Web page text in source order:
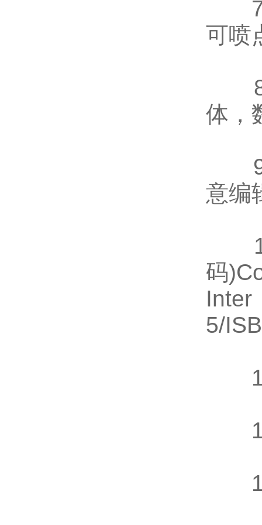
7、
可喷
8
体，
9
意编
10
码
5/
11
12
13